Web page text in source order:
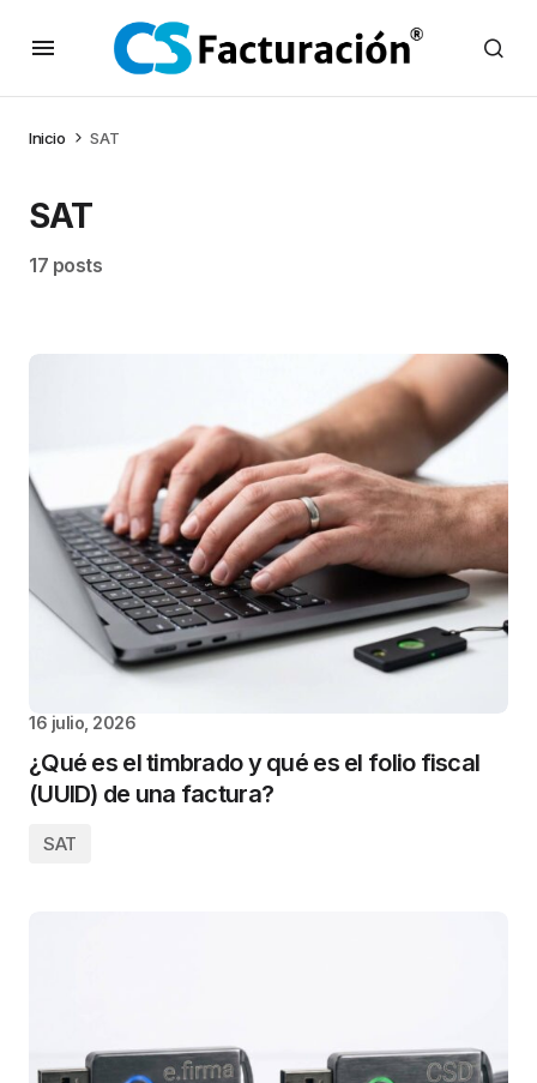
Inicio SAT
SAT
17 posts
16 julio, 2026
¿Qué es el timbrado y qué es el folio fiscal
(UUID) de una factura?
SAT